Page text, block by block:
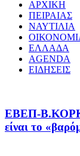
ΑΡΧΙΚΗ
ΠΕΙΡΑΙΑΣ
ΝΑΥΤΙΛΙΑ
ΕΛΛΑΔΑ
AGENDA
ΕΙΔΗΣΕΙΣ
EΒΕΠ-
είναι το